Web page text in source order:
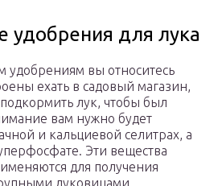
удобрения для лука
удобрениям вы относитесь
ехать в садовый магазин,
лук, чтобы был
вам нужно будет
и кальциевой селитрах, а
Эти вещества
для получения
луковицами